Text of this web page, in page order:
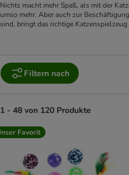
Nichts macht mehr Spaß, als mit der
umso mehr. Aber auch zur
sind, bringt das richtige
Filtern nach
1 - 48 von 120 Produkte
product items have been changed
Favorit